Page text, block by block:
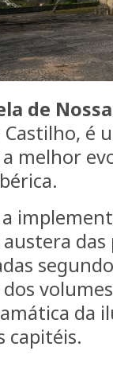
de
Castilho, é
melhor
a
da
capitéis.